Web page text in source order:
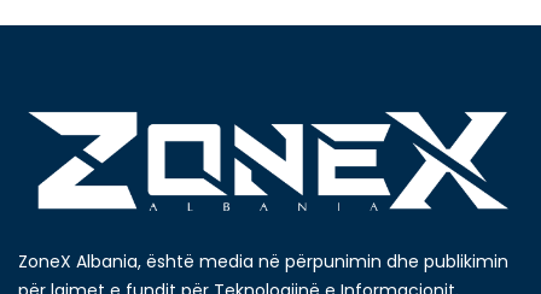
ZoneX Albania, është media në përpunimin dhe publikimin